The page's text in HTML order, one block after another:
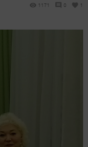
1171 0 1